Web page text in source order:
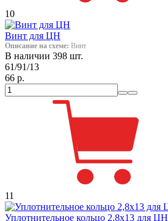
10
Винт для ЦН
Описание на схеме: Винт
В наличии 398 шт.
61/91/13
66 р.
11
Уплотнительное кольцо 2,8x13 для ЦН